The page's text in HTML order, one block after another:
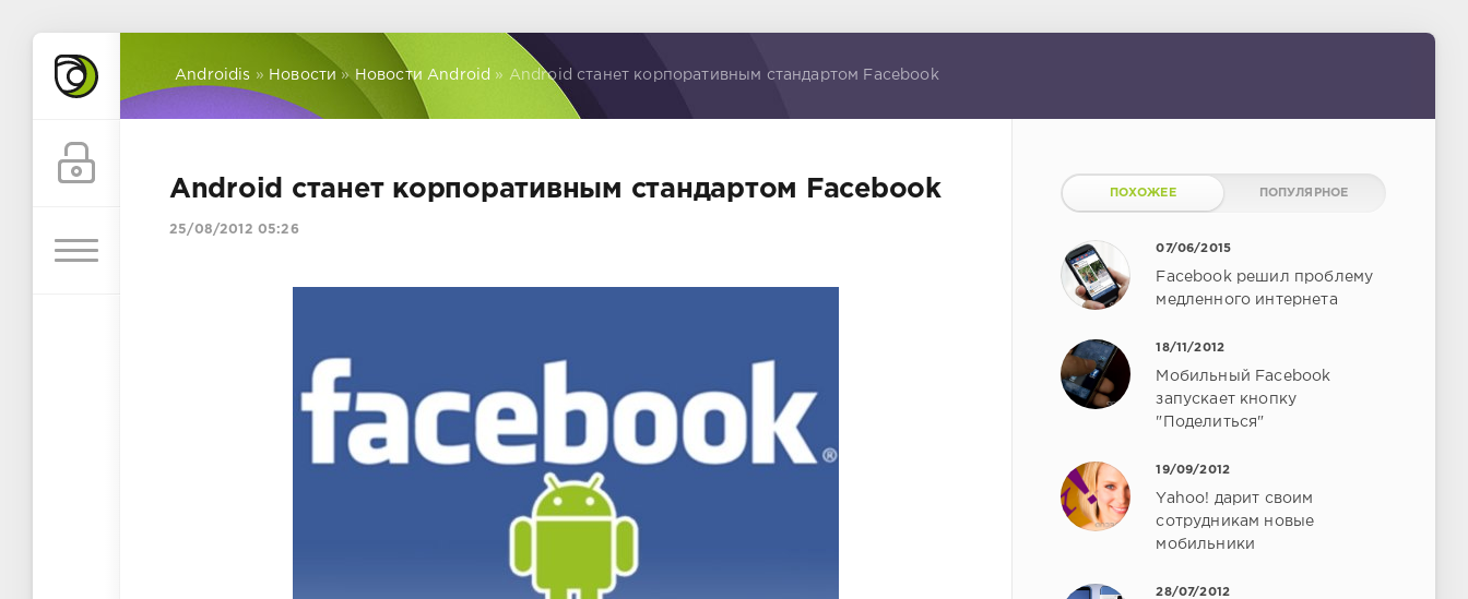
Androidis » Новости » Новости Android » Android станет корпоративным стандартом Facebook
Android станет корпоративным стандартом Facebook
25/08/2012 05:26
ПОХОЖЕЕ ПОПУЛЯРНОЕ
07/06/2015
Facebook решил проблему
медленного интернета
18/11/2012
Мобильный Facebook
запускает кнопку
"Поделиться"
19/09/2012
Yahoo! дарит своим
сотрудникам новые
мобильники
28/07/2012